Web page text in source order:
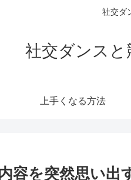
社交ダ
社交ダンス
上手くなる方法
容を突然思い出